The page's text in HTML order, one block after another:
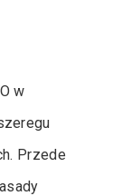
w
Przede